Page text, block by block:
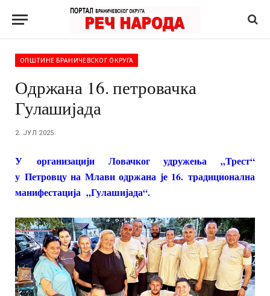
ОПШТИНЕ БРАНИЧЕВСКОГ ОКРУГА
Одржана 16. петровачка
Гулашијада
2. ЈУЛ 2025.
У организацији Ловачког удружења „Трест“
у Петровцу на Млави одржана је 16. традиционална
манифестација „Гулашијада“.